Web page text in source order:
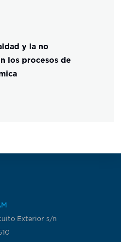
y la no
los procesos de
Exterior s/n